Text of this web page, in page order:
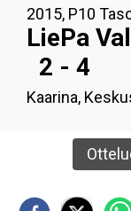
2015, P10
LiePa
2 - 4
Kaarina,